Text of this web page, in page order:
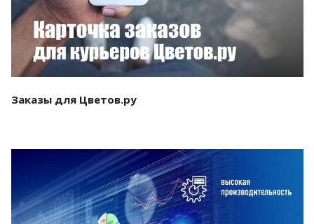
Заказы для Цветов.ру